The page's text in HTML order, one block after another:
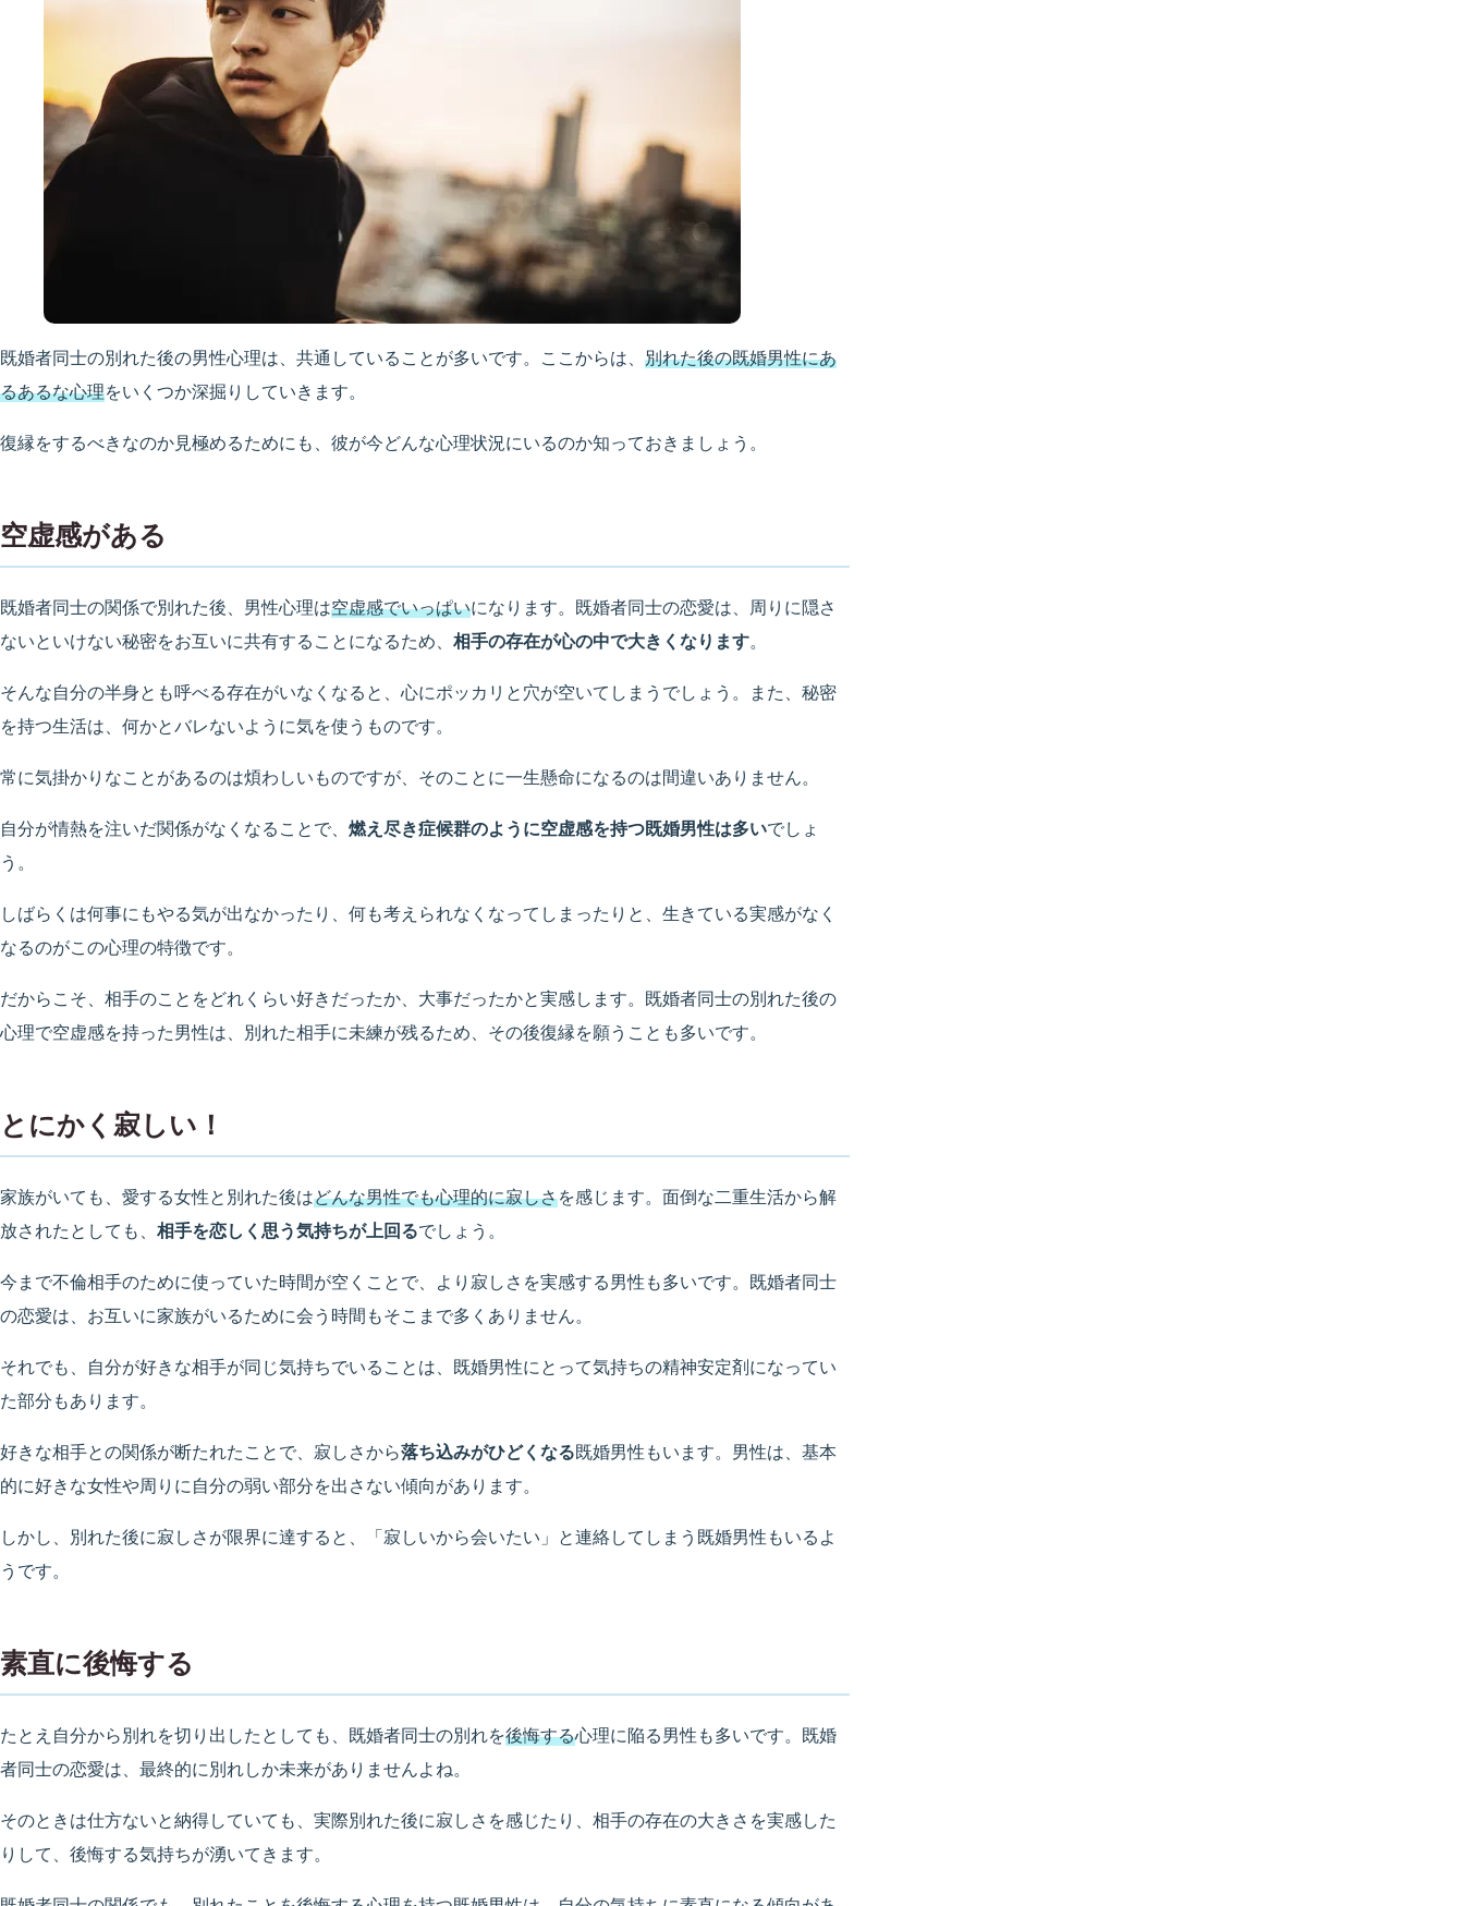
既婚者同士の別れた後の男性心理は、共通していることが多いです。ここからは、 別れた後の既婚男性にあ
るあるな心理をいくつか深掘りしていきます。
復縁をするべきなのか見極めるためにも、彼が今どんな心理状況にいるのか知っておきましょう。
空虚感がある
既婚者同士の関係で別れた後、男性心理は空虚感でいっぱいになります。既婚者同士の恋愛は、周りに隠さ
ないといけない秘密をお互いに共有することになるため、 相手の存在が心の中で大きくなります。
そんな自分の半身とも呼べる存在がいなくなると、心にポッカリと穴が空いてしまうでしょう。また、秘密
を持つ生活は、何かとバレないように気を使うものです。
常に気掛かりなことがあるのは煩わしいものですが、そのことに一生懸命になるのは間違いありません。
自分が情熱を注いだ関係がなくなることで、 燃え尽き症候群のように空虚感を持つ既婚男性は多いでしょ
う。
しばらくは何事にもやる気が出なかったり、何も考えられなくなってしまったりと、生きている実感がなく
なるのがこの心理の特徴です。
だからこそ、相手のことをどれくらい好きだったか、大事だったかと実感します。既婚者同士の別れた後の
心理で空虚感を持った男性は、別れた相手に未練が残るため、その後復縁を願うことも多いです。
とにかく寂しい！
家族がいても、愛する女性と別れた後はどんな男性でも心理的に寂しさを感じます。面倒な二重生活から解
放されたとしても、 相手を恋しく思う気持ちが上回るでしょう。
今まで不倫相手のために使っていた時間が空くことで、より寂しさを実感する男性も多いです。既婚者同士
の恋愛は、お互いに家族がいるために会う時間もそこまで多くありません。
それでも、自分が好きな相手が同じ気持ちでいることは、既婚男性にとって気持ちの精神安定剤になってい
た部分もあります。
好きな相手との関係が断たれたことで、寂しさから落ち込みがひどくなる既婚男性もいます。男性は、基本
的に好きな女性や周りに自分の弱い部分を出さない傾向があります。
しかし、別れた後に寂しさが限界に達すると、「寂しいから会いたい」と連絡してしまう既婚男性もいるよ
うです。
素直に後悔する
たとえ自分から別れを切り出したとしても、既婚者同士の別れを後悔する心理に陥る男性も多いです。既婚
者同士の恋愛は、最終的に別れしか未来がありませんよね。
そのときは仕方ないと納得していても、実際別れた後に寂しさを感じたり、相手の存在の大きさを実感した
りして、後悔する気持ちが湧いてきます。